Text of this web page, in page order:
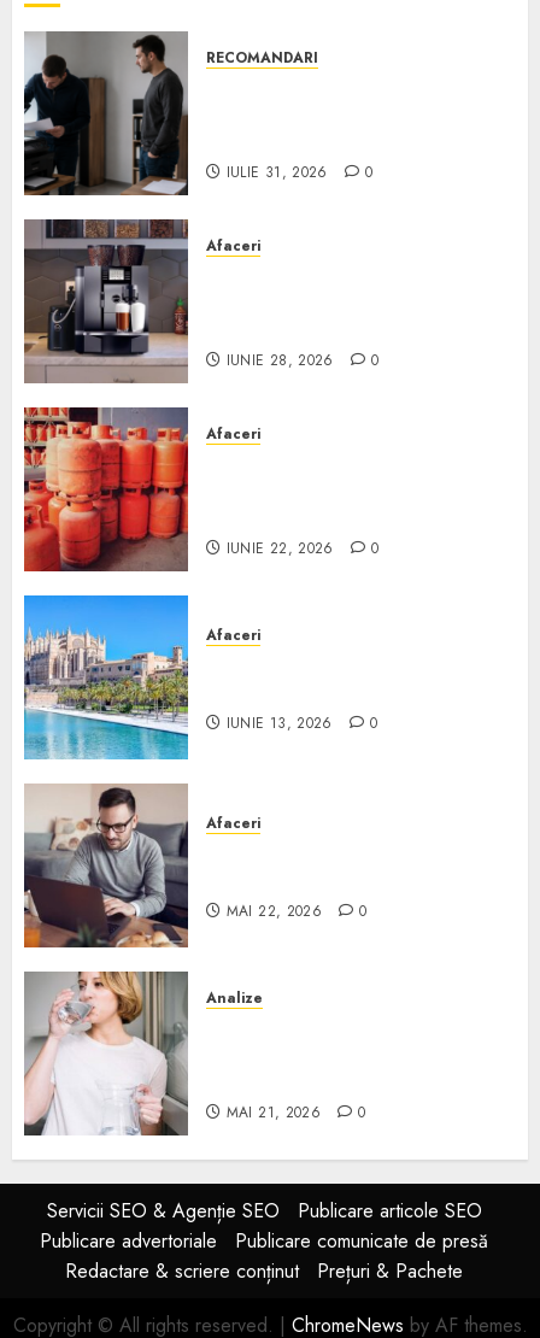
RECOMANDARI
IULIE 31, 2026 0
Afaceri
IUNIE 28, 2026 0
Afaceri
IUNIE 22, 2026 0
Afaceri
IUNIE 13, 2026 0
Afaceri
MAI 22, 2026 0
Analize
MAI 21, 2026 0
Servicii SEO & Agenție SEO
Publicare articole SEO
Publicare advertoriale
Publicare comunicate de presă
Redactare & scriere conținut
Prețuri & Pachete
Copyright © All rights reserved. | ChromeNews by AF themes.